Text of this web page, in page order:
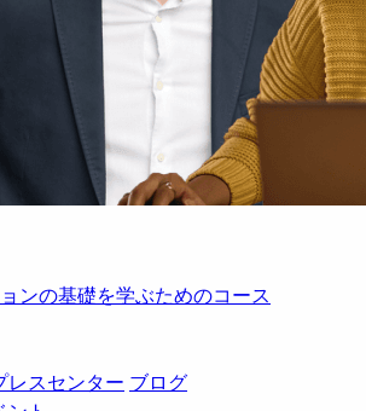
ンの基礎を学ぶためのコース
レスセンター ブログ